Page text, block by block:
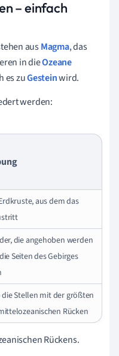
– einfach
ausMagma, das
in dieOzeane
es zuGesteinwird.
werden:
aus dem das
die angehoben werden
Seiten des Gebirges
die Stellen mit der größten
Rücken
Rückens.